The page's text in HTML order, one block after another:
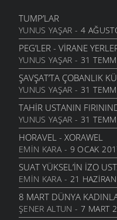
TUMP’LAR
YUNUS YAŞAR - 4
PEG’LER - VIRANE
YUNUS YAŞAR - 31
ŞAVŞAT’TA ÇOBANLIK
YUNUS YAŞAR - 31
TAHIR USTANIN
YUNUS YAŞAR - 31
HORAVEL - XORAWEL
EMIN KARA- 9 OCAK
SUAT YÜKSEL’IN İZO
EMIN KARA- 21
8 MART DÜNYA
ŞENER ALTUN - 7 MART